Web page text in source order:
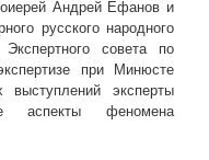
Андрей Ефанов и
русского народного
совета по
при Минюсте
эксперты
аспекты феномена